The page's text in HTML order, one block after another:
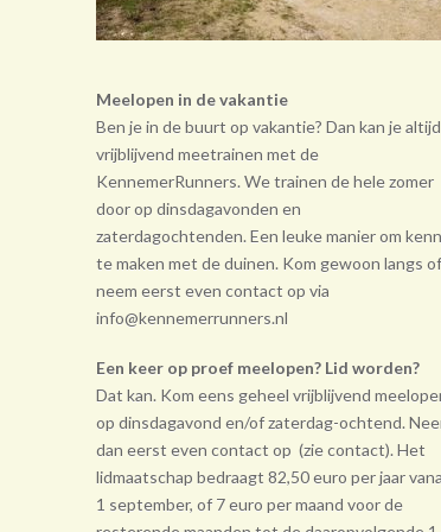
Meelopen in de vakantie
Ben je in de buurt op vakantie? Dan kan je altijd
vrijblijvend meetrainen met de
KennemerRunners. We trainen de hele zomer
door op dinsdagavonden en
zaterdagochtenden. Een leuke manier om
te maken met de duinen. Kom gewoon langs of
neem eerst even contact op via
info@kennemerrunners.nl
Een keer op proef meelopen? Lid worden?
Dat kan. Kom eens geheel vrij­blijvend
op dinsdagavond en/of zaterdag-ochtend.
dan eerst even contact op (zie contact). Het
lidmaatschap bedraagt 82,50 euro per jaar
1 september, of 7 euro per maand voor de